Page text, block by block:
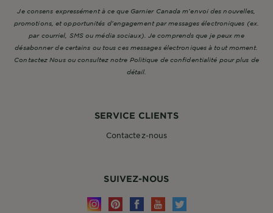
SERVICE CLIENTS
Contactez-nous
SUIVEZ-NOUS
Je consens expressément à ce que Garnier Canada m’envoi des nouvelles,
promotions, et opportunités d’engagement par messages électroniques (ex.
par courriel, SMS ou média sociaux). Je comprends que je peux me
désabonner de certains ou tous ces messages électroniques à tout moment.
Contactez Nous ou consultez notre Politique de confidentialité pour plus de
détail.